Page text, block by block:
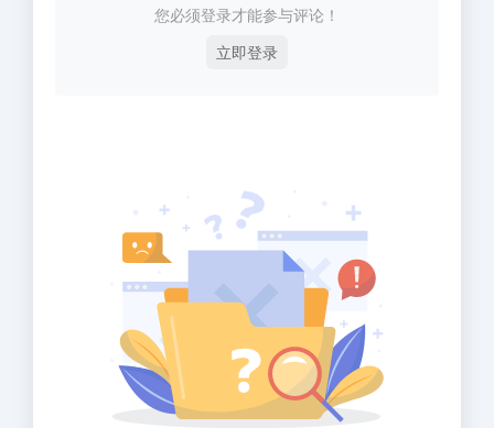
您必须登录才能参与评论！
立即登录